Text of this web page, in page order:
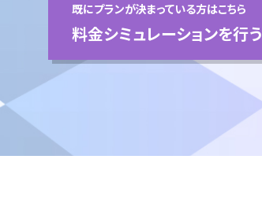
既にプランが決まっている方はこちら
料金シミュレーションを行う